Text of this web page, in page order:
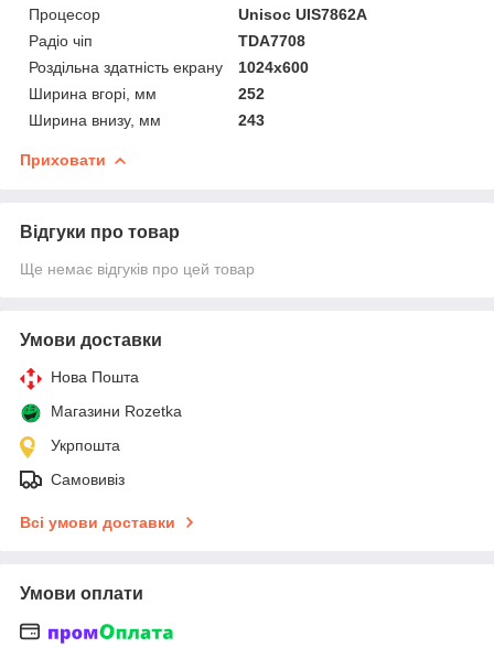
Процесор
Unisoc UIS7862A
Радіо чіп
TDA7708
Роздільна здатність екрану
1024х600
Ширина вгорі, мм
252
Ширина внизу, мм
243
Приховати
Відгуки про товар
Ще немає відгуків про цей товар
Умови доставки
Нова Пошта
Магазини Rozetka
Укрпошта
Самовивіз
Всі умови доставки
Умови оплати